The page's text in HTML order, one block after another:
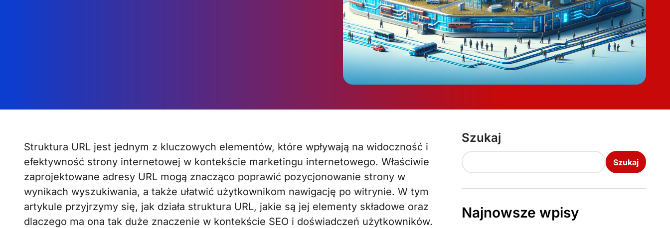
Struktura URL jest jednym z kluczowych elementów, które wpływają na widoczność i
efektywność strony internetowej w kontekście marketingu internetowego. Właściwie
zaprojektowane adresy URL mogą znacząco poprawić pozycjonowanie strony w
wynikach wyszukiwania, a także ułatwić użytkownikom nawigację po witrynie. W tym
artykule przyjrzymy się, jak działa struktura URL, jakie są jej elementy składowe oraz
dlaczego ma ona tak duże znaczenie w kontekście SEO i doświadczeń użytkowników.
Szukaj
Szukaj
Najnowsze wpisy